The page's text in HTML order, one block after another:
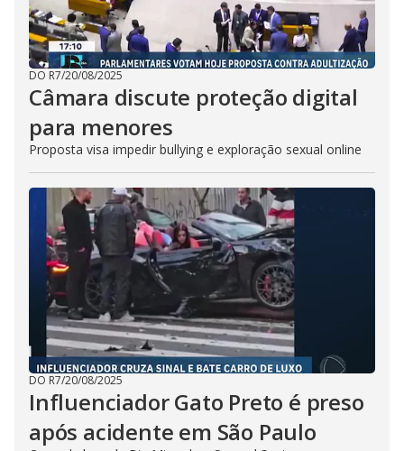
DO R7/20/08/2025
Câmara discute proteção digital
para menores
Proposta visa impedir bullying e exploração sexual online
DO R7/20/08/2025
Influenciador Gato Preto é preso
após acidente em São Paulo